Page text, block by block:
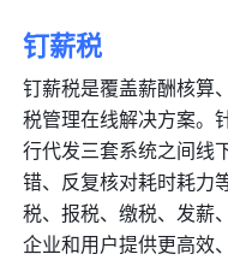
钉薪税
钉薪税是覆盖薪酬核算
税管理在线解决方案。
行代发三套系统之间线
错、反复核对耗时耗力
税、报税、缴税、发薪
企业和用户提供更高效